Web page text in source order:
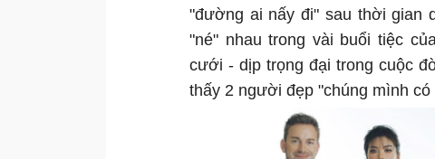
"đường ai nấy đi" sau thời gian
"né" nhau trong vài buổi tiệc
cưới - dịp trọng đại trong cuộc
thấy 2 người đẹp "chúng mình